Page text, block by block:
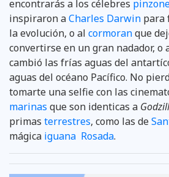
encontrarás a los célebres
inspiraron aCharles Darwin para
la evolución, o al cormoranque
convertirse en un gran nadador, o
cambió las frías aguas del
aguas del océano Pacífico. No
tomarte una selfie con las
marinas que son identicas a
primas terrestres, como las de
mágica iguana Rosada.